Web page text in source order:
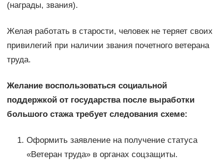
(награды, звания).
Желая работать в старости, человек не теряет своих
привилегий при наличии звания почетного ветерана
труда.
Желание воспользоваться социальной
поддержкой от государства после выработки
большого стажа требует следования схеме:
Оформить заявление на получение статуса
«Ветеран труда» в органах соцзащиты.